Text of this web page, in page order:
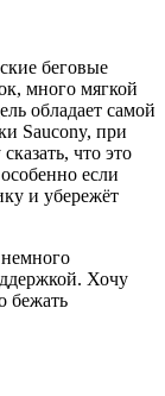
беговые
много мягкой
обладает самой
Saucony, при
что это
если
и убережёт
Хочу
бежать